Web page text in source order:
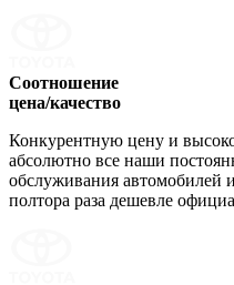
Соотношение
цена/качество
Конкурентную цену и
абсолютно все наши
обслуживания автомобилей
полтора раза дешевле